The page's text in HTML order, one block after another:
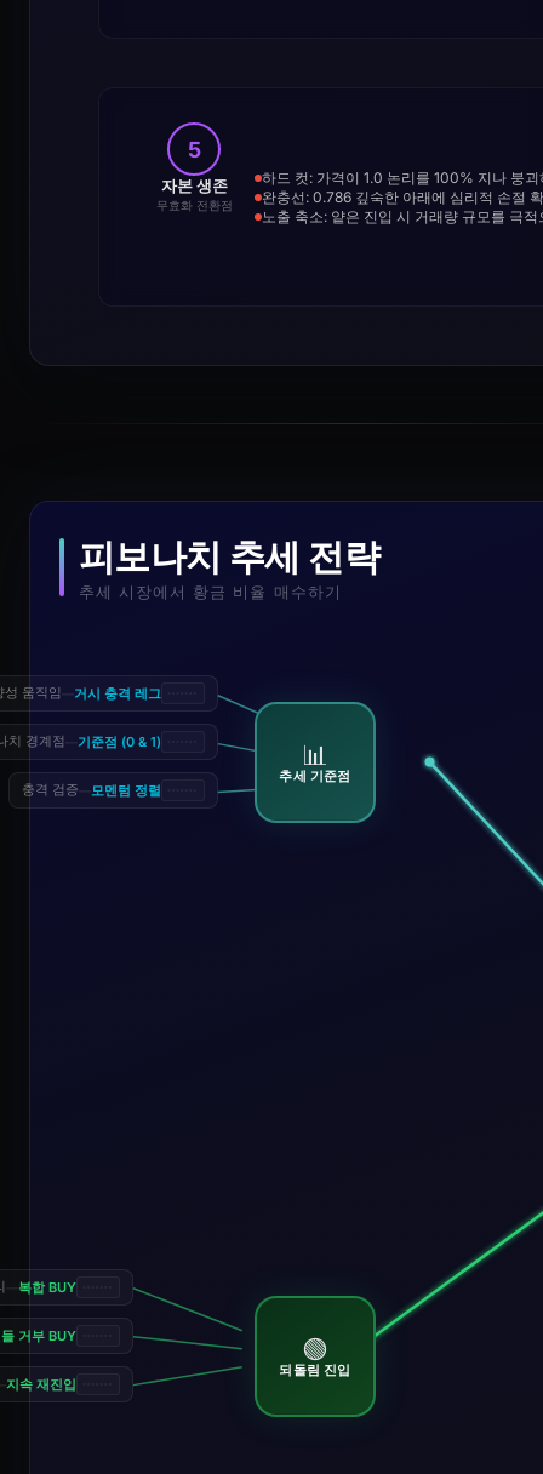
5
자본 생존
무효화 전환점
하드 컷: 가격이 1.0 논리를 100% 지나 붕
완충선: 0.786 깊숙한 아래에 심리적 손절
노출 축소: 얕은 진입 시 거래량 규모를 극
피보나치 추세 전략
추세 시장에서 황금 비율 매수하기
📊
추세 기준점
거시 충격 레그
성 움직임
기준점 (0 & 1)
치 경계점
모멘텀 정렬
충격 검증
🟢
되돌림 진입
복합 BUY
거부 BUY
지속 재진입